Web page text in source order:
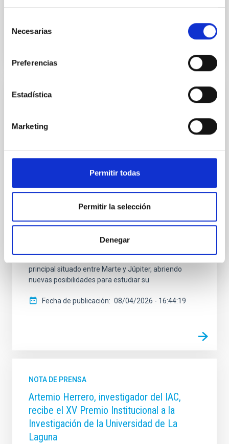
Necesarias
Preferencias
Estadística
Marketing
Permitir todas
Permitir la selección
Denegar
NOTA DE PRENSA
La ULL y el IAC crean uno de los mayores
catálogos fotométricos de asteroides
Carlos Hernández Monteagudo, de la Universidad de
Canarias (IAC), ha elaborado uno de los catálogos
más completos de pequeños cuerpos del Sistema
realizadas desde la Tierra. El trabajo, publicado en
Monthly Notices of the Royal Astronomical Society,
principal situado entre Marte y Júpiter, abriendo
nuevas posibilidades para estudiar su
Fecha de publicación 08/04/2026 - 16:44:19
NOTA DE PRENSA
Artemio Herrero, investigador del IAC,
recibe el XV Premio Institucional a la
Investigación de la Universidad de La
Laguna